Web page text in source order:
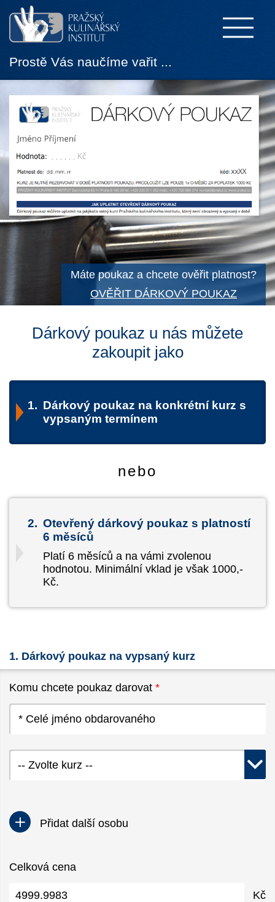
Prostě Vás naučíme vařit ...
Máte poukaz a chcete ověřit platnost?
OVĚŘIT DÁRKOVÝ POUKAZ
Dárkový poukaz u nás můžete
zakoupit jako
1. Dárkový poukaz na konkrétní kurz s
vypsaným termínem
nebo
2. Otevřený dárkový poukaz s platností
6 měsíců
Platí 6 měsíců a na vámi zvolenou
hodnotou. Minimální vklad je však 1000,-
Kč.
1. Dárkový poukaz na vypsaný kurz
Komu chcete poukaz darovat *
-- Zvolte kurz --
Přidat další osobu
Celková cena
Kč